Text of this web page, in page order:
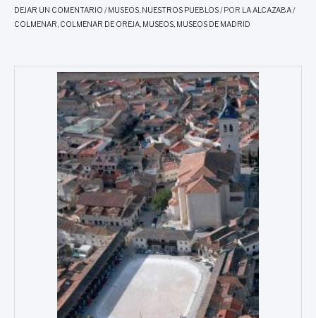
DEJAR UN COMENTARIO /MUSEOS, NUESTROS PUEBLOS/ POR LA ALCAZABA/
COLMENAR, COLMENAR DE OREJA, MUSEOS, MUSEOS DE MADRID